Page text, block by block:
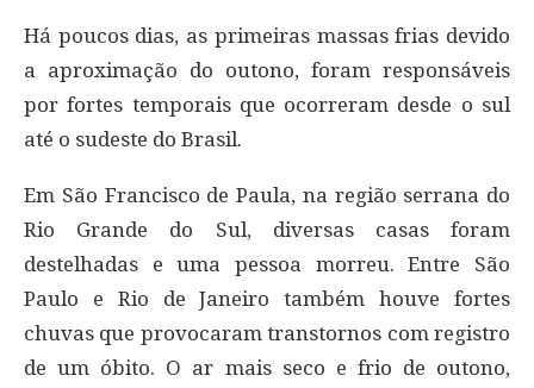
Há poucos dias, as primeiras massas frias devido
a aproximação do outono, foram responsáveis
por fortes temporais que ocorreram desde o sul
até o sudeste do Brasil.
Em São Francisco de Paula, na região serrana do
Rio Grande do Sul, diversas casas foram
destelhadas e uma pessoa morreu. Entre São
Paulo e Rio de Janeiro também houve fortes
chuvas que provocaram transtornos com registro
de um óbito. O ar mais seco e frio de outono,